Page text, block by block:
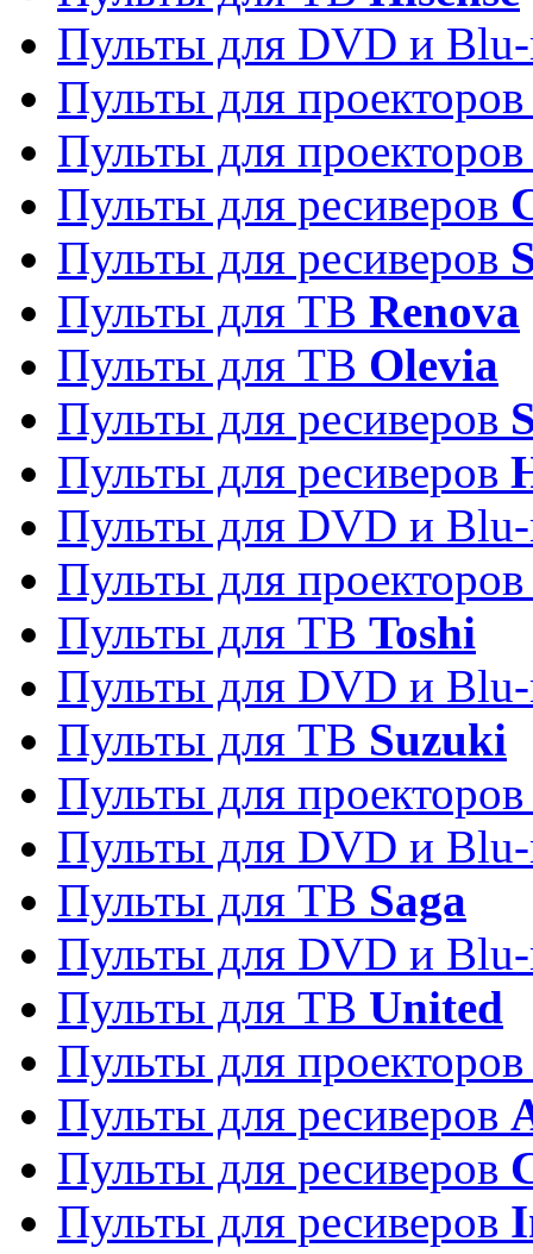
Пульты для DVD и
Пульты для
Пульты для
Пульты для ресиверов
Пульты для ресиверов
Пульты для ТВ Renova
Пульты для ТВ Olevia
Пульты для ресиверов
Пульты для ресиверов
Пульты для DVD и
Пульты для
Пульты для ТВ Toshi
Пульты для DVD и
Пульты для ТВ Suzuki
Пульты для
Пульты для DVD и
Пульты для ТВ Saga
Пульты для DVD и
Пульты для ТВ United
Пульты для
Пульты для ресиверов
Пульты для ресиверов
Пульты для ресиверов